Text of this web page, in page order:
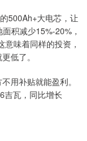
500Ah+大电芯，让
积减少15%-20%，
味着同样的投资，
低了。
用补贴就能盈利。
吉瓦，同比增长